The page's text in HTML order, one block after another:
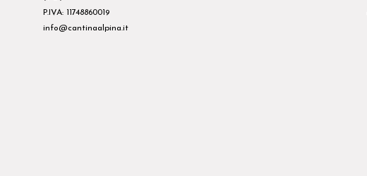
P.IVA: 11748860019
info@cantinaalpina.it